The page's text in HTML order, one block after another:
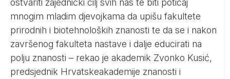
ostvariti zajednički cilj svih nas te biti poticaj
mnogim mladim djevojkama da upišu fakultete
prirodnih i biotehnoloških znanosti te da se i nakon
završenog fakulteta nastave i dalje educirati na
polju znanosti – rekao je akademik Zvonko Kusić,
predsjednik Hrvatskeakademije znanosti i